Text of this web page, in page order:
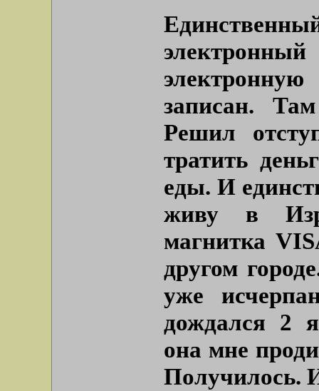
записан.
Решил
тратить
еды. И
живу в
магнитка
другом
уже
дождался 2
она мне
Получилось.